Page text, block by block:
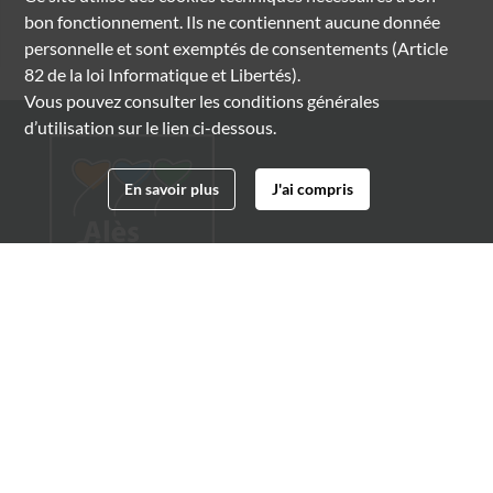
bon fonctionnement. Ils ne contiennent aucune donnée
personnelle et sont exemptés de consentements (Article
82 de la loi Informatique et Libertés).
Vous pouvez consulter les conditions générales
d’utilisation sur le lien ci-dessous.
En savoir plus J'ai compris